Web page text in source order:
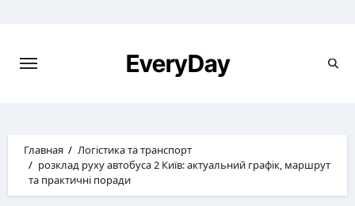
EveryDay
Главная
Логістика та транспорт
розклад руху автобуса 2 Київ: актуальний графік, маршрут
та практичні поради